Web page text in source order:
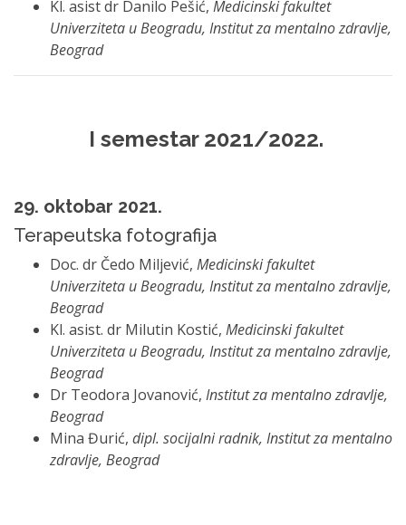
Kl. asist dr Danilo Pešić, Medicinski fakultet
Univerziteta u Beogradu, Institut za mentalno zdravlje,
Beograd
I semestar 2021/2022.
29. oktobar 2021.
Terapeutska fotografija
Doc. dr Čedo Miljević, Medicinski fakultet
Univerziteta u Beogradu, Institut za mentalno zdravlje,
Beograd
Kl. asist. dr Milutin Kostić, Medicinski fakultet
Univerziteta u Beogradu, Institut za mentalno zdravlje,
Beograd
Dr Teodora Jovanović, Institut za mentalno zdravlje,
Beograd
Mina Đurić, dipl. socijalni radnik, Institut za mentalno
zdravlje, Beograd